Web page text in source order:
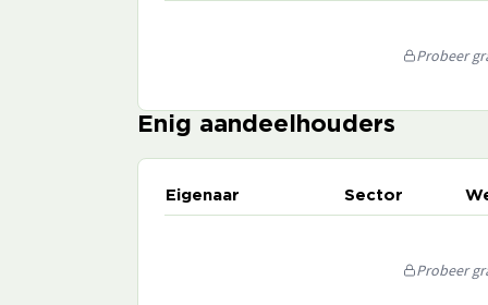
Probeer
Enig aandeelhouders
Eigenaar Sector
Probeer